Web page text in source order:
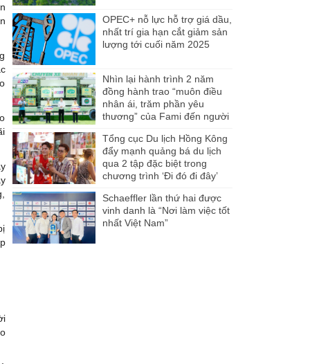
OPEC+ nỗ lực hỗ trợ giá dầu,
nhất trí gia hạn cắt giảm sản
lượng tới cuối năm 2025
Nhìn lại hành trình 2 năm
đồng hành trao “muôn điều
nhân ái, trăm phần yêu
thương” của Fami đến người
Tổng cục Du lịch Hồng Kông
đẩy mạnh quảng bá du lịch
qua 2 tập đặc biệt trong
chương trình ‘Đi đó đi đây’
Schaeffler lần thứ hai được
vinh danh là “Nơi làm việc tốt
nhất Việt Nam”